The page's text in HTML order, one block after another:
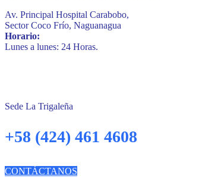
Av. Principal Hospital Carabobo,
Sector Coco Frío, Naguanagua
Horario:
Lunes a lunes: 24 Horas.
Sede La Trigaleña
+58 (424) 461 4608
CONTÁCTANOS